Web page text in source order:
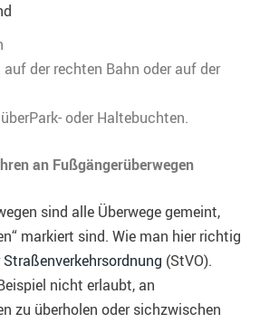
der rechten Bahn oder auf der
oder Haltebuchten.
an Fußgängerüberwegen
sind alle Überwege gemeint,
markiert sind. Wie man hier richtig
(StVO).
nicht erlaubt, an
zu überholen oder sichzwischen